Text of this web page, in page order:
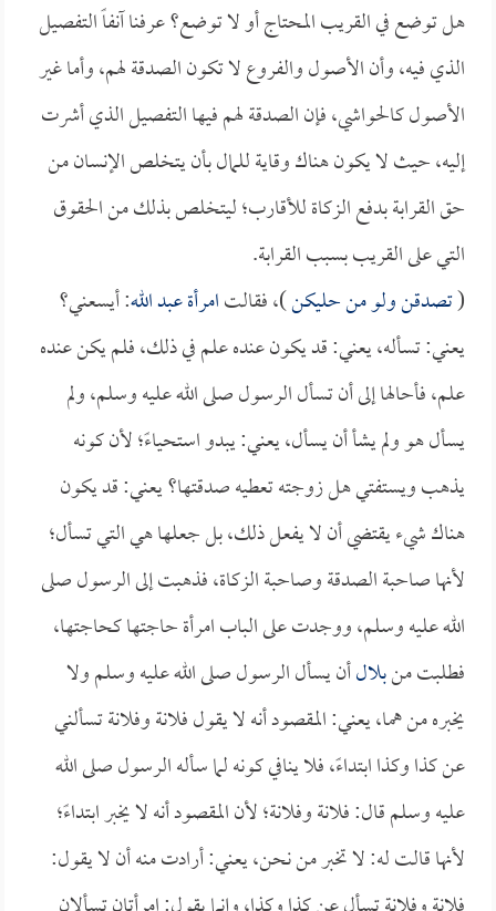
هل توضع في القريب المحتاج أو لا توضع؟ عرفنا آنفاً التفصيل
الذي فيه، وأن الأصول والفروع لا تكون الصدقة لهم، وأما غير
الأصول كالحواشي، فإن الصدقة لهم فيها التفصيل الذي أشرت
إليه، حيث لا يكون هناك وقاية للمال بأن يتخلص الإنسان من
حق القرابة بدفع الزكاة للأقارب؛ ليتخلص بذلك من الحقوق
التي على القريب بسبب القرابة.
(تصدقن ولو من حليكن)، فقالتامرأة عبد الله: أيسعني؟
يعني: تسأله، يعني: قد يكون عنده علم في ذلك، فلم يكن عنده
علم، فأحالها إلى أن تسأل الرسول صلى الله عليه وسلم، ولم
يسأل هو ولم يشأ أن يسأل، يعني: يبدو استحياءً؛ لأن كونه
يذهب ويستفتي هل زوجته تعطيه صدقتها؟ يعني: قد يكون
هناك شيء يقتضي أن لا يفعل ذلك، بل جعلها هي التي تسأل؛
لأنها صاحبة الصدقة وصاحبة الزكاة، فذهبت إلى الرسول صلى
الله عليه وسلم، ووجدت على الباب امرأة حاجتها كحاجتها،
فطلبت منبلالأن يسأل الرسول صلى الله عليه وسلم ولا
يخبره من هما، يعني: المقصود أنه لا يقول فلانة وفلانة تسألني
عن كذا وكذا ابتداءً، فلا ينافي كونه لما سأله الرسول صلى الله
عليه وسلم قال: فلانة وفلانة؛ لأن المقصود أنه لا يخبر ابتداءً؛
لأنها قالت له: لا تخبر من نحن، يعني: أرادت منه أن لا يقول: